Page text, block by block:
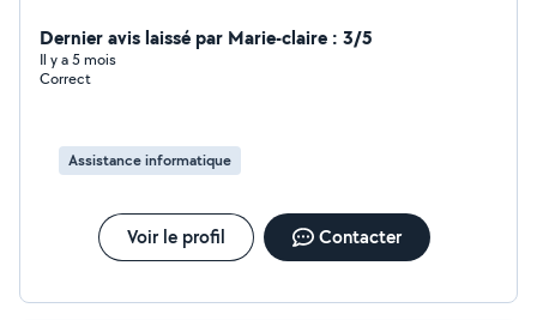
un profil 4x4 n'hésitez pas pour tout demande et je vous
répondrai en fonction de mes compétences.
Dernier avis laissé par Marie-claire : 3/5
Il y a 5 mois
Correct
Assistance informatique
Voir le profil Contacter